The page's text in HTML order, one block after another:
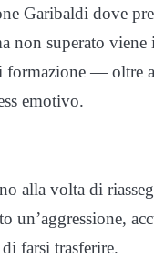
Garibaldi dove
non superato
formazione —
emotivo.
alla volta di
un’aggressione,
farsi trasferire.